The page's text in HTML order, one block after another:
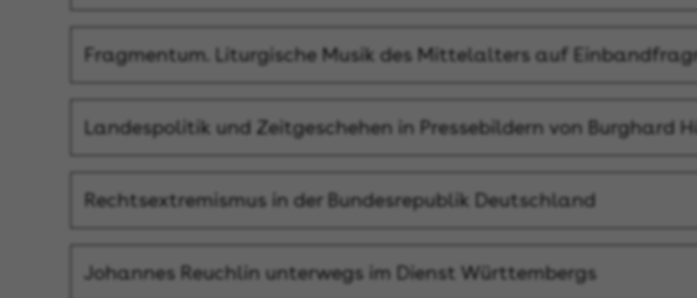
Fragmentum. Liturgische Musik des Mittelalters auf
Landespolitik und Zeitgeschehen in Pressebildern von Burghard
Rechtsextremismus in der Bundesrepublik Deutschland
Johannes Reuchlin unterwegs im Dienst Württembergs